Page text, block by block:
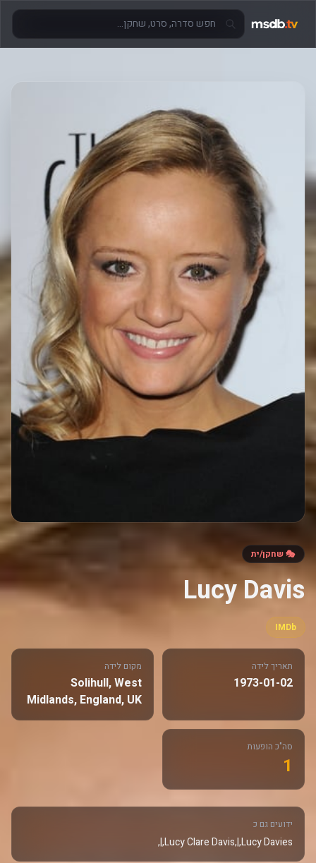
🎭 שחקן/ית
Lucy Davis
IMDb
תאריך לידה
1973-01-02
מקום לידה
Solihull, West
Midlands, England, UK
סה"כ הופעות
1
ידועים גם כ
Lucy Clare Davis,|,Lucy Davies,|,